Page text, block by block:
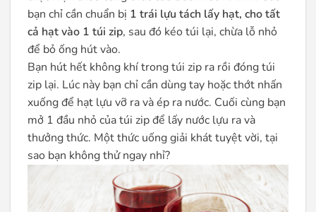
bạn chỉ cần chuẩn bị 1 trái lựu tách lấy hạt, cho tất
cả hạt vào 1 túi zip, sau đó kéo túi lại, chừa lỗ nhỏ
để bỏ ống hút vào.
Bạn hút hết không khí trong túi zip ra rồi đóng túi
zip lại. Lúc này bạn chỉ cần dùng tay hoặc thớt nhấn
xuống để hạt lựu vỡ ra và ép ra nước. Cuối cùng bạn
mở 1 đầu nhỏ của túi zip để lấy nước lựu ra và
thưởng thức. Một thức uống giải khát tuyệt vời, tại
sao bạn không thử ngay nhỉ?